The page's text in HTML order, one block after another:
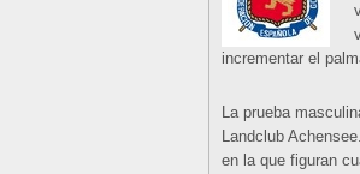
incrementar el
La prueba
Landclub
en la que figuran